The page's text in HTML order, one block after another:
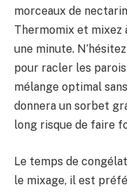
morceaux de
Thermomix et mixez
une minute.
pour racler les
mélange optimal
donnera un sorbet
long risque de faire
Le temps de
le mixage, il est